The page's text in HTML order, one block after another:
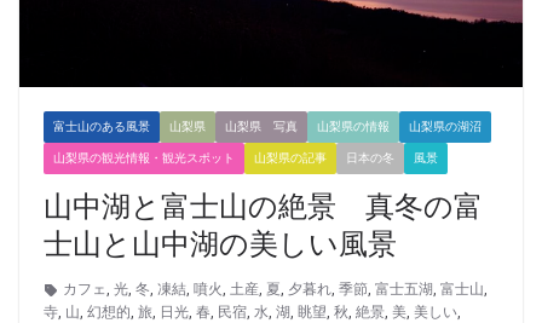
富士山のある風景 山梨県 山梨県 写真 山梨県の情報 山梨県の湖沼
山梨県の観光情報・観光スポット 山梨県の記事 日本の冬 風景
山中湖と富士山の絶景 真冬の富
士山と山中湖の美しい風景
カフェ, 光, 冬, 凍結, 噴火, 土産, 夏, 夕暮れ, 季節, 富士五湖, 富士山,
寺, 山, 幻想的, 旅, 日光, 春, 民宿, 水, 湖, 眺望, 秋, 絶景, 美, 美しい,